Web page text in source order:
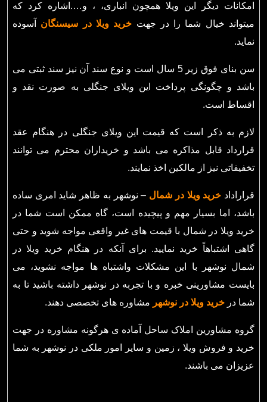
امکانات دیگر این ویلا همچون انباری، ، و….اشاره کرد که
میتواند خیال شما را در جهت خرید ویلا در سیسنگان آسوده
نماید.
سن بنای فوق زیر 5 سال است و نوع سند آن نیز سند ثبتی می
باشد و چگونگی پرداخت این ویلای جنگلی به صورت نقد و
اقساط است.
لازم به ذکر است که قیمت این ویلای جنگلی در هنگام عقد
قرارداد قابل مذاکره می باشد و خریداران محترم می توانند
تخفیفاتی نیز از مالکین اخذ نمایند.
قراراداد خرید ویلا در شمال – نوشهر به ظاهر شاید امری ساده
باشد، اما بسیار مهم و پیچیده است، گاه ممکن است شما در
خرید ویلا در شمال با قیمت های غیر واقعی مواجه شوید و حتی
گاهی اشتباهاً خرید نمایید. برای آنکه در هنگام خرید ویلا در
شمال نوشهر با این مشکلات واشتباه ها مواجه نشوید، می
بایست مشاورینی خبره و با تجربه در نوشهر داشته باشید تا به
شما در خرید ویلا در نوشهر مشاوره های تخصصی دهند.
گروه مشاورین املاک ساحل آماده ی هرگونه مشاوره در جهت
خرید و فروش ویلا ، زمین و سایر امور ملکی در نوشهر به شما
عزیزان می باشند.